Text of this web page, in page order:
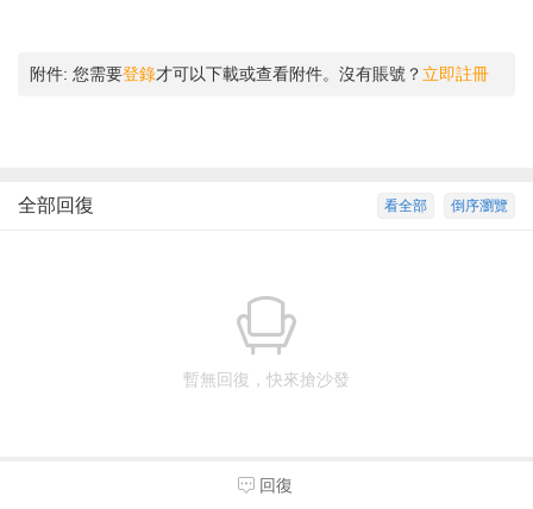
附件: 您需要登錄才可以下載或查看附件。沒有賬號？ 立即註冊
倒序瀏覽
看全部
全部回復
暫無回復，快來搶沙發
回復